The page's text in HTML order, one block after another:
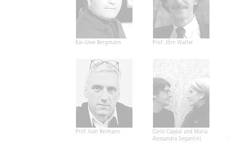
Kai-Uwe Bergmann Prof. Jörn Walter
Prof. Ivan Reimann
Carlo Cappai and Maria
Alessandra Segantini